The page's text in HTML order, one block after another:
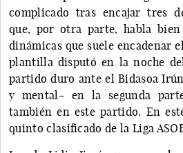
complicado tras encajar tres
que, por otra parte, habla
dinámicas que suele encadenar
plantilla disputó en la noche
partido duro ante el Bidasoa
y mental- en la segunda
también en este partido. En
quinto clasificado de la Liga